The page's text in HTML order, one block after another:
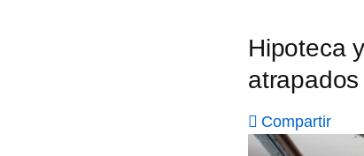
Hipoteca
atrapados
Compartir